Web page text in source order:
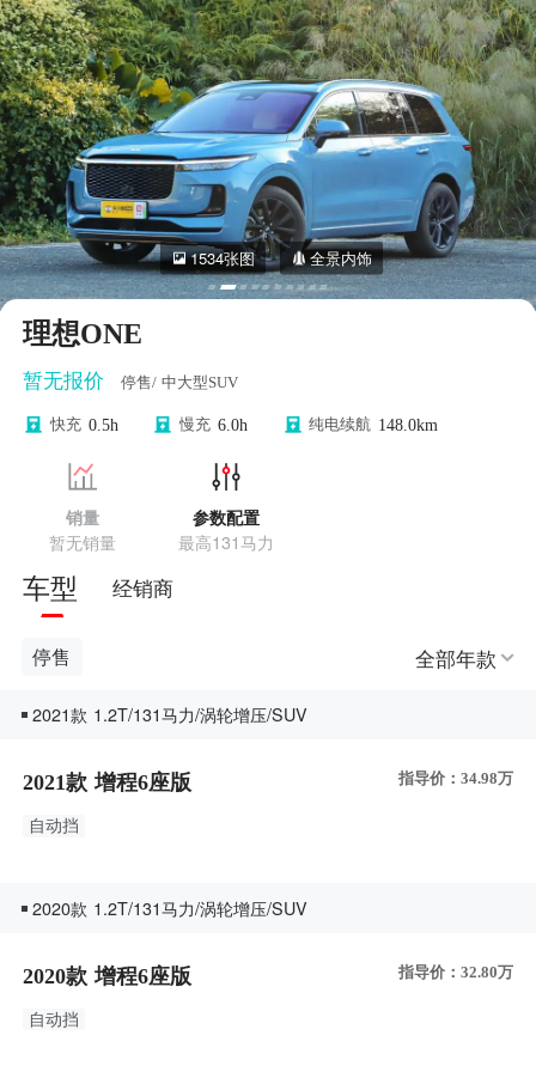
1534张图 全景内饰
理想ONE
暂无报价 停售/ 中大型SUV
快充 0.5h 慢充 6.0h 纯电续航 148.0km
销量
暂无销量
参数配置
最高131马力
车型 经销商
停售 全部年款
2021款 1.2T/131马力/涡轮增压/SUV
2021款 增程6座版 指导价：34.98万
自动挡
2020款 1.2T/131马力/涡轮增压/SUV
2020款 增程6座版 指导价：32.80万
自动挡